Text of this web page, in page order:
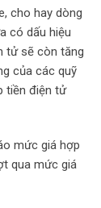
cho hay dòng
có dấu hiệu
tử sẽ còn tăng
của các quỹ
tiền điện tử
mức giá hợp
qua mức giá